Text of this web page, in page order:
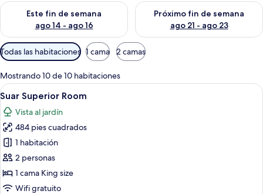
Este fin de semana
ago 14 - ago 16
Consulta la disponibilidad para este fin de semana ago 14 -
Próximo fin de semana
ago 21 - ago 23
Consulta la disponibilidad
Filtros
disponibles
para
las
habitaciones
Todas las habitaciones 1 cama 2 camas
Mostrando 10 de 10 habitaciones
Abrir
todas
las
fotos
de
Suar
Superior
Room
Un espacio interior acogedor con
11
Suar Superior Room
Vista al jardín
484 pies cuadrados
1 habitación
2 personas
1 cama King size
Wifi gratuito